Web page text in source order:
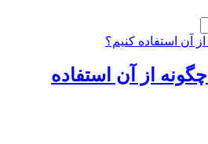
از آن استفاده